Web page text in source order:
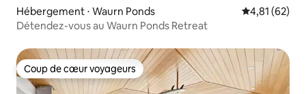
Hébergement ⋅ Waurn Ponds Évaluation
4,81 (62)
Détendez-vous au Waurn Ponds Retreat
Coup de cœur voyageurs
Coup de cœur voyageurs